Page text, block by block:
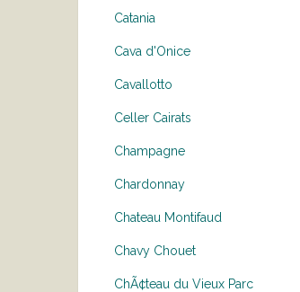
Catania
Cava d'Onice
Cavallotto
Celler Cairats
Champagne
Chardonnay
Chateau Montifaud
Chavy Chouet
ChÃ¢teau du Vieux Parc